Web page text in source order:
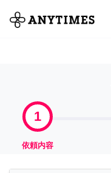
全て
1
依頼内容